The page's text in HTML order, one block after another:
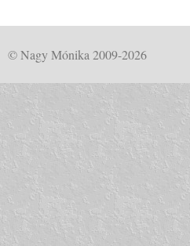
© Nagy Mónika 2009-2026